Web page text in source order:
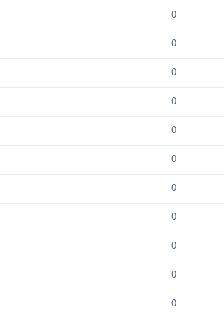
0
0
0
0
0
0
0
0
0
0
0